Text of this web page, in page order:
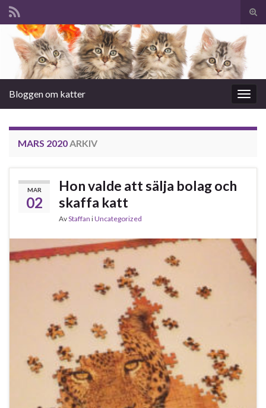
Slå
på/
Search for:
Slå
på/av
Bloggen om katter
MARS 2020ARKIV
MAR
02
Hon valde att sälja bolag och
skaffa katt
AvStaffan iUncategorized